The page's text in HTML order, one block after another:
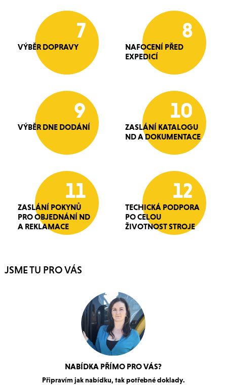
7
VÝBĚR DOPRAVY
8
NAFOCENÍ PŘED
EXPEDICÍ
9
VÝBĚR DNE DODÁNÍ
10
ZASLÁNÍ KATALOGU
ND A DOKUMENTACE
11
ZASLÁNÍ POKYNŮ
PRO OBJEDNÁNÍ ND
A REKLAMACE
12
TECHICKÁ PODPORA
PO CELOU
ŽIVOTNOST STROJE
JSME TU PRO VÁS
NABÍDKA PŘÍMO PRO VÁS?
Připravím jak nabídku, tak potřebné doklady.